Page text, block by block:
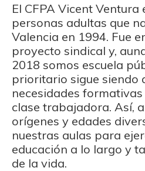
El CFPA Vicent Ventura
personas adultas que
Valencia en 1994. Fue
proyecto sindical y,
2018 somos escuela
prioritario sigue siendo
necesidades
clase trabajadora. Así,
orígenes y edades
nuestras aulas para
educación a lo largo y
de la vida.